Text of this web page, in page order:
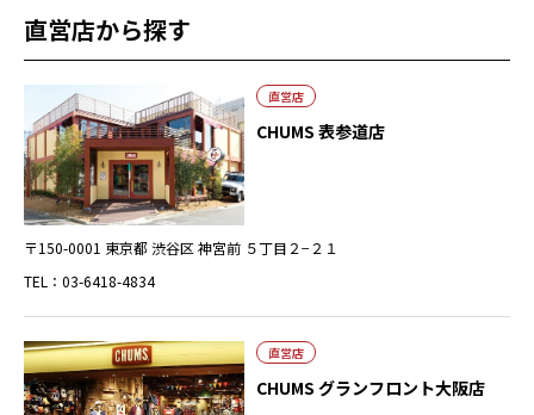
直営店から探す
直営店
CHUMS 表参道店
〒150-0001 東京都 渋谷区 神宮前 ５丁目２−２１
TEL：03-6418-4834
直営店
CHUMS グランフロント大阪店